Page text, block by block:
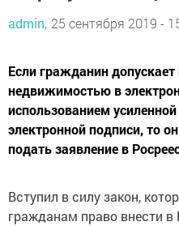
admin, 25 сентября 2019 -
Если гражданин допускает
недвижимостью в
использованием
электронной подписи, то
подать заявление в
Вступил в силу закон,
гражданам право внести